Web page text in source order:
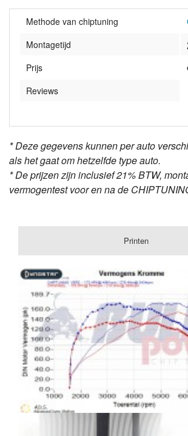
Methode van chiptuning
Montagetijd
Prijs
Reviews
* Deze gegevens kunnen per auto
als het gaat om hetzelfde type auto.
* De prijzen zijn inclusief 21% BTW,
vermogentest voor en na de
Printen